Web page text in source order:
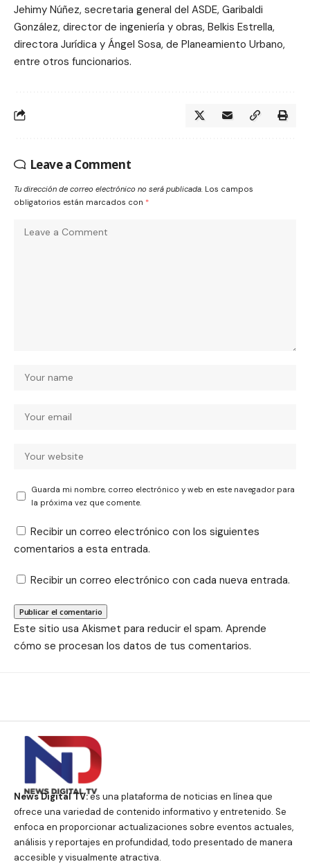
Jehimy Núñez, secretaria general del ASDE, Garibaldi
González, director de ingeniería y obras, Belkis Estrella,
directora Jurídica y Ángel Sosa, de Planeamiento Urbano,
entre otros funcionarios.
Leave a Comment
Tu dirección de correo electrónico no será publicada. Los campos
obligatorios están marcados con *
Guarda mi nombre, correo electrónico y web en este navegador para
la próxima vez que comente.
Recibir un correo electrónico con los siguientes
comentarios a esta entrada.
Recibir un correo electrónico con cada nueva entrada.
Este sitio usa Akismet para reducir el spam. Aprende
cómo se procesan los datos de tus comentarios.
News Digital TV:es una plataforma de noticias en línea que
ofrece una variedad de contenido informativo y entretenido. Se
enfoca en proporcionar actualizaciones sobre eventos actuales,
análisis y reportajes en profundidad, todo presentado de manera
accesible y visualmente atractiva.